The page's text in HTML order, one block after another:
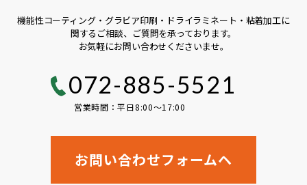
機能性コーティング・グラビア印刷・ドライラミネート・粘着加工に
関するご相談、ご質問を承っております。
お気軽にお問い合わせくださいませ。
072-885-5521
営業時間：平日8:00〜17:00
お問い合わせフォームヘ